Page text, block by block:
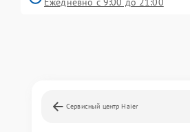
Сервисный центр Haier